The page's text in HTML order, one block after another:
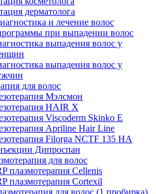
дерматолога
и лечение волос
при выпадении волос
выпадения волос у
выпадения волос у
для волос
Мэлсмон
HAIR X
Viscoderm Skinko E
Apriline Hair Line
Filorga NCTF 135 HA
Дипроспан
для волос
плазмотерапия Cellenis
плазмотерапия Cortexil
для волос (1 пробирка)